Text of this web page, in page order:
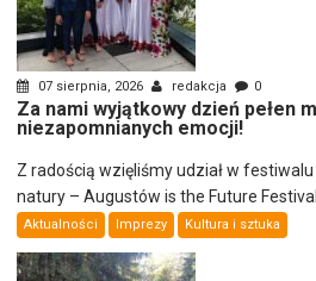
07 sierpnia, 2026 redakcja 0
Za nami wyjątkowy dzień pełen
niezapomnianych emocji!
Z radością wzięliśmy udział w
natury – Augustów is the Future
Aktualności Imprezy Kultura i sztuka